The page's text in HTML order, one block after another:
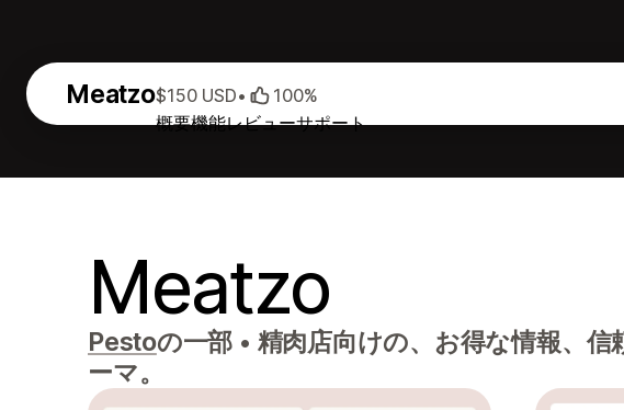
Meatzo
概要機能レビューサポート
$150 USD• 100%
Meatzo
Pestoの一部 • 精肉店向けの、お得な情報、
ーマ。